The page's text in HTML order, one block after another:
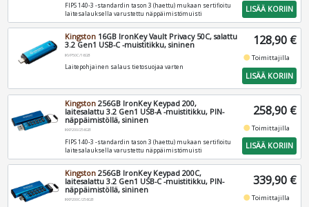
FIPS 140-3 -standardin tason 3 (haettu) mukaan sertifioitu
laitesalauksella varustettu näppäimistömuisti
LISÄÄ KORIIN
Kingston 16GB IronKey Vault Privacy 50C, salattu
3.2 Gen1 USB-C -muistitikku, sininen
IKVP50C/16GB
Laitepohjainen salaus tietosuojaa varten
128,90 €
fiber_manual_recordToimittajilla
LISÄÄ KORIIN
Kingston 256GB IronKey Keypad 200,
laitesalattu 3.2 Gen1 USB-A -muistitikku, PIN-
näppäimistöllä, sininen
IKKP200/256GB
FIPS 140-3 -standardin tason 3 (haettu) mukaan sertifioitu
laitesalauksella varustettu näppäimistömuisti
258,90 €
fiber_manual_recordToimittajilla
LISÄÄ KORIIN
Kingston 256GB IronKey Keypad 200C,
laitesalattu 3.2 Gen1 USB-C -muistitikku, PIN-
näppäimistöllä, sininen
IKKP200C/256GB
339,90 €
fiber_manual_recordToimittajilla